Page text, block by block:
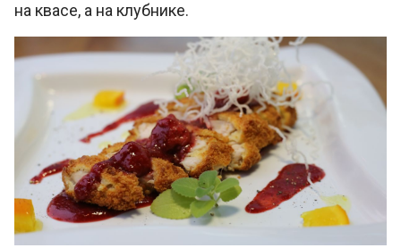
на квасе, а на клубнике.